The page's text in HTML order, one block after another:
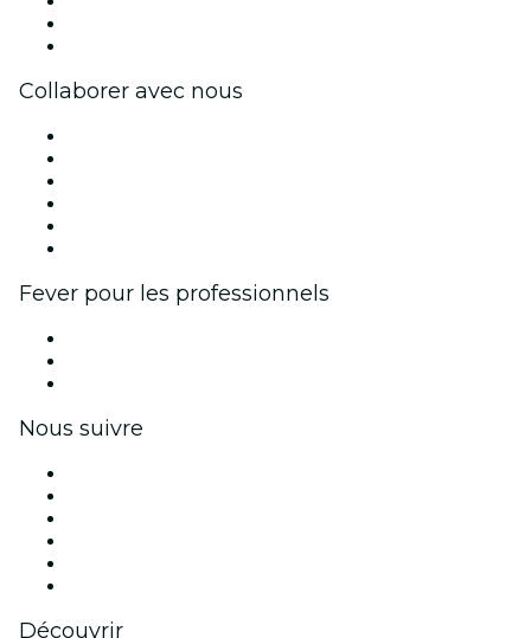
Collaborer avec nous
Fever pour les professionnels
Nous suivre
Découvrir